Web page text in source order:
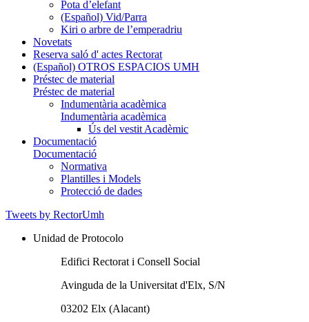
Pota d’elefant
(Español) Vid/Parra
Kiri o arbre de l’emperadriu
Novetats
Reserva saló d' actes Rectorat
(Español) OTROS ESPACIOS UMH
Préstec de material
Préstec de material
Indumentària acadèmica
Indumentària acadèmica
Ús del vestit Acadèmic
Documentació
Documentació
Normativa
Plantilles i Models
Protecció de dades
Tweets by RectorUmh
Unidad de Protocolo
Edifici Rectorat i Consell Social
Avinguda de la Universitat d'Elx, S/N
03202 Elx (Alacant)